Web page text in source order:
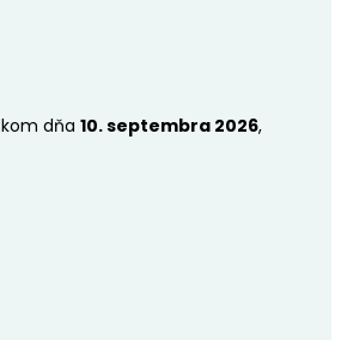
dňa 10. septembra 2026,